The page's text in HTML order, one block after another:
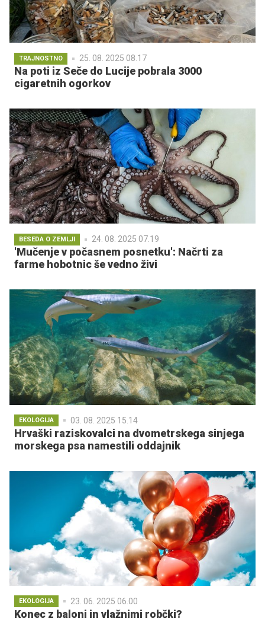
TRAJNOSTNO 25. 08. 2025 08.17
Na poti iz Seče do Lucije pobrala 3000
cigaretnih ogorkov
BESEDA O ZEMLJI 24. 08. 2025 07.19
'Mučenje v počasnem posnetku': Načrti za
farme hobotnic še vedno živi
EKOLOGIJA 03. 08. 2025 15.14
Hrvaški raziskovalci na dvometrskega sinjega
morskega psa namestili oddajnik
EKOLOGIJA 23. 06. 2025 06.00
Konec z baloni in vlažnimi robčki?